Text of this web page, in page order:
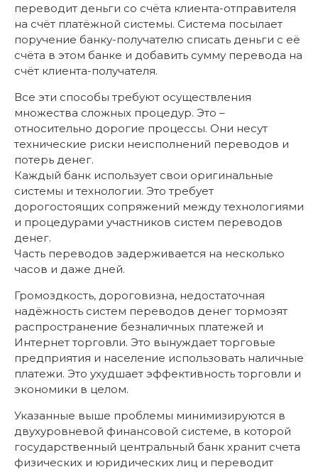
переводит деньги со счёта клиента-отправителя
на счёт платёжной системы. Система посылает
поручение банку-получателю списать деньги с её
счёта в этом банке и добавить сумму перевода на
счёт клиента-получателя.
Все эти способы требуют осуществления
множества сложных процедур. Это –
относительно дорогие процессы. Они несут
технические риски неисполнений переводов и
потерь денег.
Каждый банк использует свои оригинальные
системы и технологии. Это требует
дорогостоящих сопряжений между технологиями
и процедурами участников систем переводов
денег.
Часть переводов задерживается на несколько
часов и даже дней.
Громоздкость, дороговизна, недостаточная
надёжность систем переводов денег тормозят
распространение безналичных платежей и
Интернет торговли. Это вынуждает торговые
предприятия и население использовать наличные
платежи. Это ухудшает эффективность торговли и
экономики в целом.
Указанные выше проблемы минимизируются в
двухуровневой финансовой системе, в которой
государственный центральный банк хранит счета
физических и юридических лиц и переводит